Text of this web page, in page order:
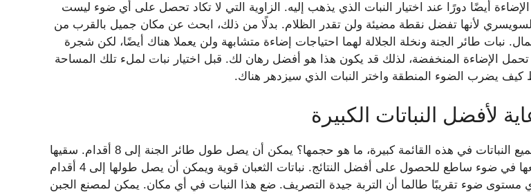
أيضًا دورًا عند اختيار النبات الذي يذهب إليه. الزاوية التي لا تكاد تحصل على أي ضوء ليست
لأنها تفضل نقطة مضيئة ولن تقدر الظلام. بدلًا من ذلك، ابحث عن مكان جميل بالقرب من
نبات طائر الجنة ونخلة الجلالة لهما احتياجات إضاءة متشابهة ولن يعملا هناك أيضًا، لكن شجرة
تحمل الإضاءة المنخفضة، لذلك قد يكون هذا هو أفضل رهان لك. قبل اختيار نبات لملء تلك المساحة
كيف يضرب الضوء المنطقة واختر النبات الذي سيزدهر هناك.
لأفضل النباتات الكبيرة
في حين أن جميع النباتات في هذه القائمة كبيرة، ما هو حجمها؟ يمكن أن يصل طول طائر الجنة إلى 8 أقدام. سقيها
بانتظام وضعها في ضوء ساطع للحصول على أفضل النتائج. نباتات الثعبان قوية ويمكن أن يصل طولها إلى 4 أقدام
مستوى ضوء تقريبًا طالما أن التربة جيدة التصريف. ضع هذا النبات في أي مكان. يمكن لمصنع الجبن